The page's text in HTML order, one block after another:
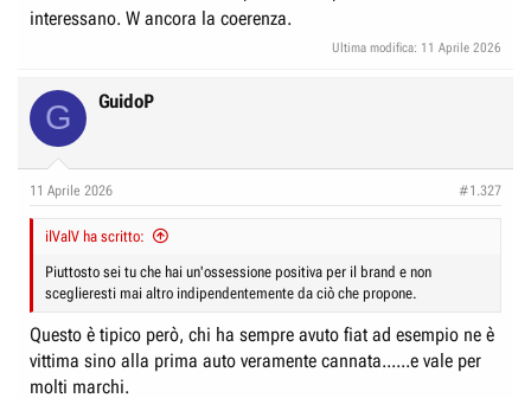
interessano. W ancora la coerenza.
Ultima modifica: 11 Aprile 2026
G GuidoP
11 Aprile 2026 #1.327
ilValV ha scritto:
Piuttosto sei tu che hai un'ossessione positiva per il brand e non
sceglieresti mai altro indipendentemente da ciò che propone.
Questo è tipico però, chi ha sempre avuto fiat ad esempio ne è
vittima sino alla prima auto veramente cannata......e vale per
molti marchi.